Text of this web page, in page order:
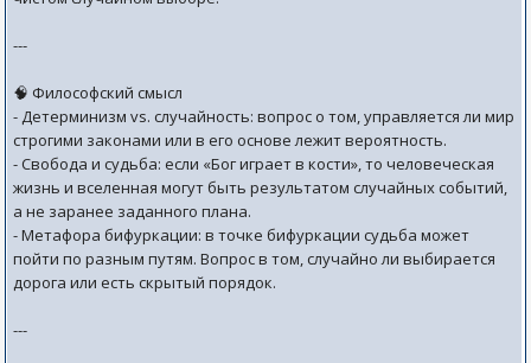
---
🧠 Философский смысл
- Детерминизм vs. случайность: вопрос о том, управляется ли мир
строгими законами или в его основе лежит вероятность.
- Свобода и судьба: если «Бог играет в кости», то человеческая
жизнь и вселенная могут быть результатом случайных событий,
а не заранее заданного плана.
- Метафора бифуркации: в точке бифуркации судьба может
пойти по разным путям. Вопрос в том, случайно ли выбирается
дорога или есть скрытый порядок.
---